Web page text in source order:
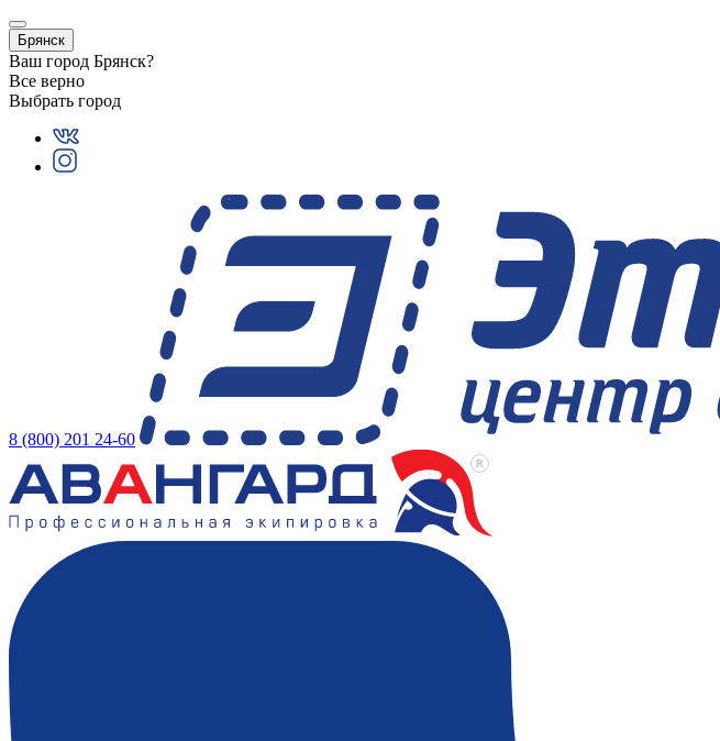
Брянск
Ваш город Брянск?
Все верно
Выбрать город
8 (800) 201 24-60